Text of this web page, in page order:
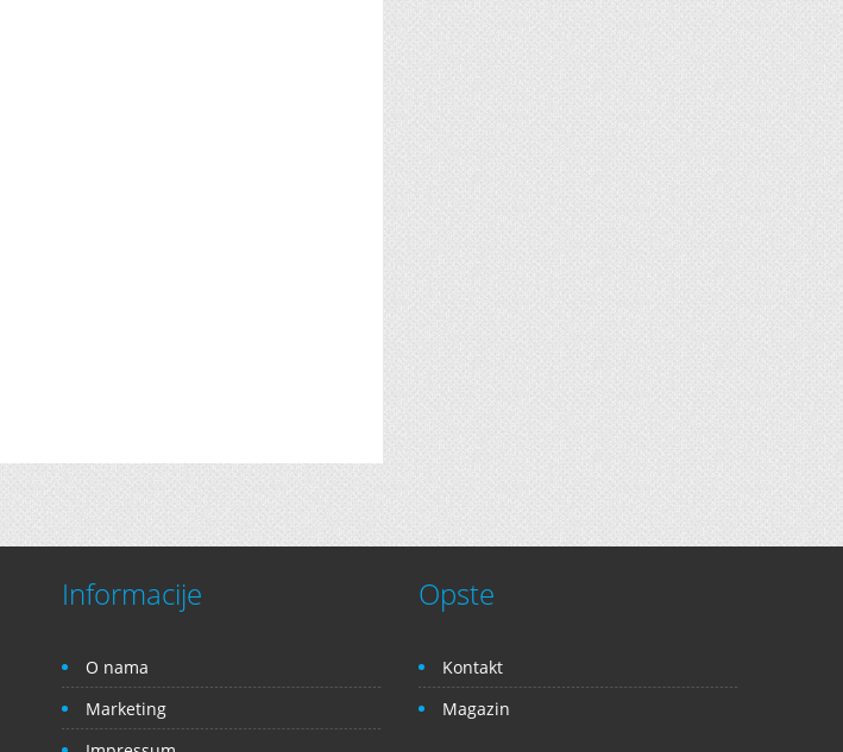
Informacije
O nama
Marketing
Opste
Kontakt
Magazin